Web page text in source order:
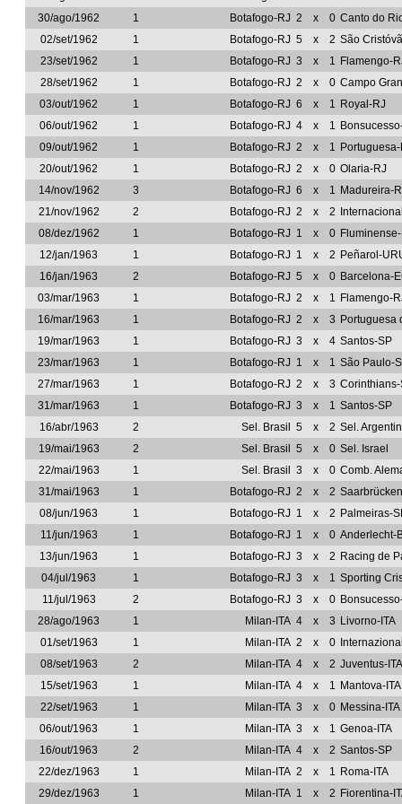
30/ago/1962
1 Botafogo-RJ 2 x 0 Canto do
02/set/1962
1 Botafogo-RJ 5 x 2 São
23/set/1962
1 Botafogo-RJ 3 x 1 Flamengo-
28/set/1962
1 Botafogo-RJ 2 x 0 Campo
03/out/1962
1 Botafogo-RJ 6 x 1 Royal-RJ
06/out/1962
1 Botafogo-RJ 4 x 1
09/out/1962
1 Botafogo-RJ 2 x 1
20/out/1962
1 Botafogo-RJ 2 x 0 Olaria-RJ
14/nov/1962
3 Botafogo-RJ 6 x 1 Madureira-
21/nov/1962
2 Botafogo-RJ 2 x 2
08/dez/1962
1 Botafogo-RJ 1 x 0
12/jan/1963
1 Botafogo-RJ 1 x 2 Peñarol-
16/jan/1963
2 Botafogo-RJ 5 x 0 Barcelona-
03/mar/1963
1 Botafogo-RJ 2 x 1 Flamengo-
16/mar/1963
1 Botafogo-RJ 2 x 3 Portuguesa
19/mar/1963
1 Botafogo-RJ 3 x 4 Santos-SP
23/mar/1963
1 Botafogo-RJ 1 x 1 São Paulo-
27/mar/1963
1 Botafogo-RJ 2 x 3 Corinthians-
31/mar/1963
1 Botafogo-RJ 3 x 1 Santos-SP
16/abr/1963
2 Sel. Brasil 5 x 2 Sel.
19/mai/1963
2 Sel. Brasil 5 x 0 Sel. Israel
22/mai/1963
1 Sel. Brasil 3 x 0 Comb.
31/mai/1963
1 Botafogo-RJ 2 x 2
08/jun/1963
1 Botafogo-RJ 1 x 2 Palmeiras-
11/jun/1963
1 Botafogo-RJ 1 x 0 Anderlecht-
13/jun/1963
1 Botafogo-RJ 3 x 2 Racing de
04/jul/1963
1 Botafogo-RJ 3 x 1 Sporting
11/jul/1963
2 Botafogo-RJ 3 x 0
28/ago/1963
1 Milan-ITA 4 x 3 Livorno-ITA
01/set/1963
1 Milan-ITA 2 x 0
08/set/1963
2 Milan-ITA 4 x 2 Juventus-ITA
15/set/1963
1 Milan-ITA 4 x 1 Mantova-ITA
22/set/1963
1 Milan-ITA 3 x 0 Messina-ITA
06/out/1963
1 Milan-ITA 3 x 1 Genoa-ITA
16/out/1963
2 Milan-ITA 4 x 2 Santos-SP
22/dez/1963
1 Milan-ITA 2 x 1 Roma-ITA
29/dez/1963
1 Milan-ITA 1 x 2 Fiorentina-